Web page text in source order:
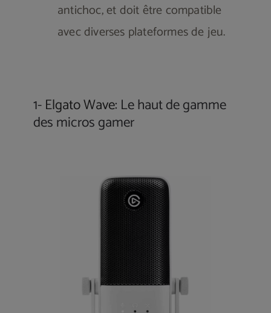
antichoc, et doit être compatible
avec diverses plateformes de jeu.
1-Elgato Wave: Le haut de gamme
des micros gamer